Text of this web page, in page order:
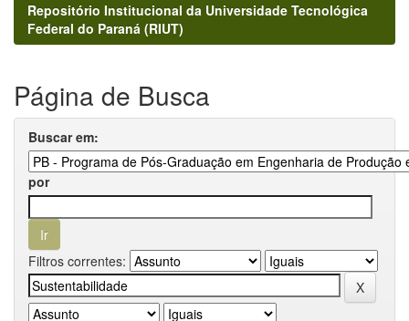
Repositório Institucional da Universidade Tecnológica
Federal do Paraná (RIUT)
Página de Busca
Buscar em:
por
Filtros correntes: